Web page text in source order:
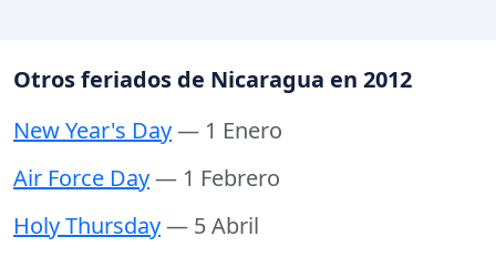
Otros feriados de Nicaragua en 2012
New Year's Day— 1 Enero
Air Force Day— 1 Febrero
Holy Thursday— 5 Abril